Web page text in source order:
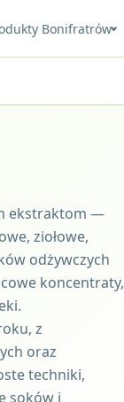
Bonifratrów
ekstraktom —
ziołowe,
odżywczych
koncentraty,
z
oraz
techniki,
soków i